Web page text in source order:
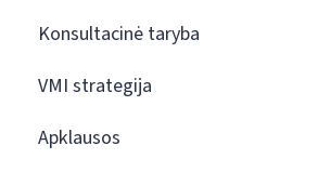
Konsultacinė taryba
VMI strategija
Apklausos